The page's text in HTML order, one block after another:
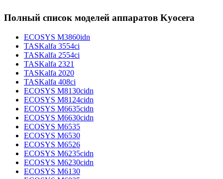
Полный список моделей аппаратов Kyocera
ECOSYS M3860idn
TASKalfa 3554ci
TASKalfa 2554ci
TASKalfa 2321
TASKalfa 2020
TASKalfa 408ci
ECOSYS M8130cidn
ECOSYS M8124cidn
ECOSYS M6635cidn
ECOSYS M6630cidn
ECOSYS M6535
ECOSYS M6530
ECOSYS M6526
ECOSYS M6235cidn
ECOSYS M6230cidn
ECOSYS M6130